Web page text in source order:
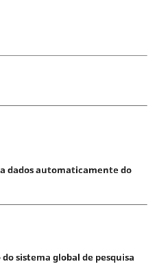
dados automaticamente do
sistema global de pesquisa